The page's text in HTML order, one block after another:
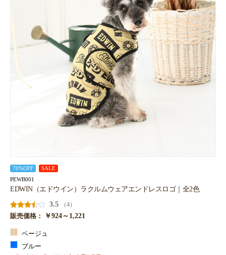
70%OFF SALE
PEWB001
EDWIN（エドウイン）ラクルムウェアエンドレスロゴ｜全2色
3.5
（4）
販売価格：
￥924～1,221
ベージュ
ブルー